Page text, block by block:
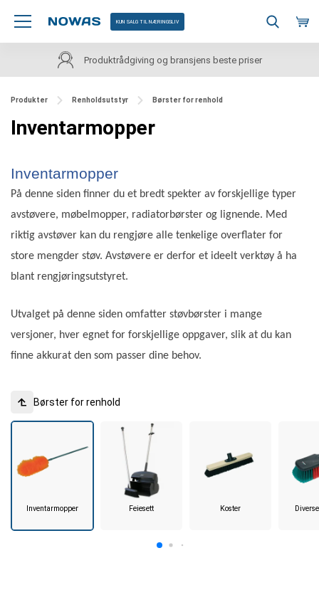
KUN SALG TIL NÆRINGSLIV
Produktrådgiving og bransjens beste priser
Produkter Renholdsutstyr Børster for renhold
Inventarmopper
Inventarmopper
På denne siden finner du et bredt spekter av forskjellige typer
avstøvere, møbelmopper, radiatorbørster og lignende. Med
riktig avstøver kan du rengjøre alle tenkelige overflater for
store mengder støv. Avstøvere er derfor et ideelt verktøy å ha
blant rengjøringsutstyret.
Utvalget på denne siden omfatter støvbørster i mange
versjoner, hver egnet for forskjellige oppgaver, slik at du kan
finne akkurat den som passer dine behov.
Børster for renhold
Inventarmopper Feiesett Koster